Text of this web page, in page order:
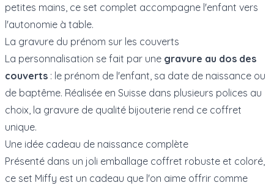
petites mains, ce set complet accompagne l'enfant vers
l'autonomie à table.
La gravure du prénom sur les couverts
La personnalisation se fait par une gravure au dos des
couverts : le prénom de l'enfant, sa date de naissance ou
de baptême. Réalisée en Suisse dans plusieurs polices au
choix, la gravure de qualité bijouterie rend ce coffret
unique.
Une idée cadeau de naissance complète
Présenté dans un joli emballage coffret robuste et coloré,
ce set Miffy est un cadeau que l'on aime offrir comme